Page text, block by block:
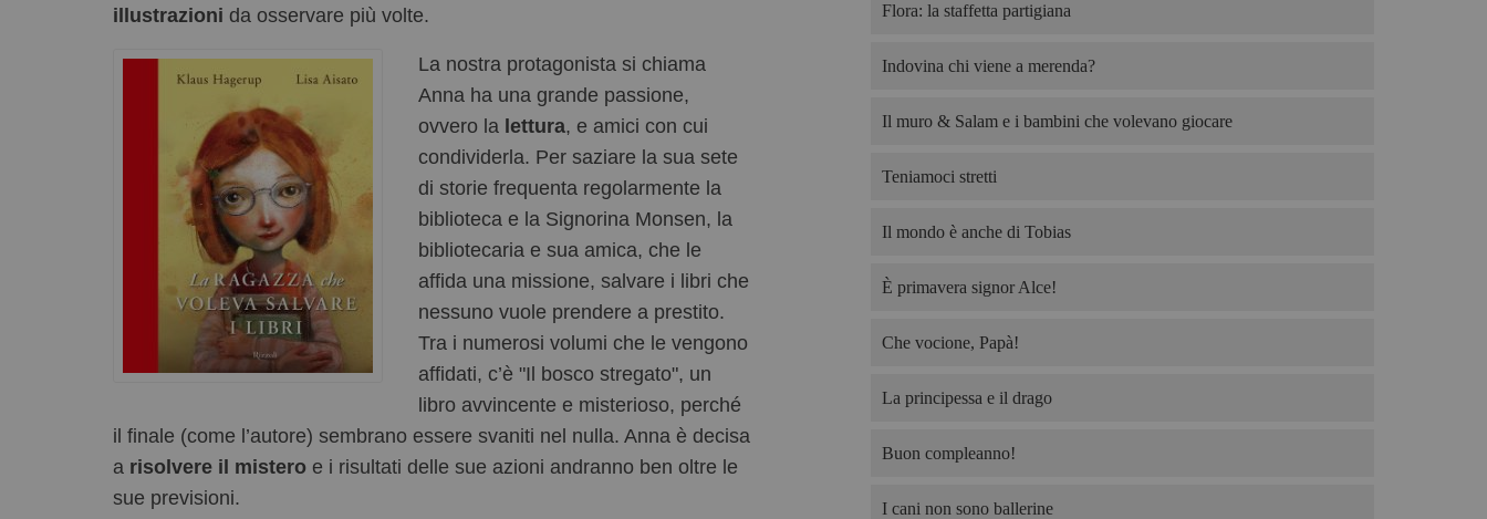
illustrazioni da osservare più volte.
La nostra protagonista si chiama
Anna ha una grande passione,
ovvero la lettura, e amici con cui
condividerla. Per saziare la sua sete
di storie frequenta regolarmente la
biblioteca e la Signorina Monsen, la
bibliotecaria e sua amica, che le
affida una missione, salvare i libri che
nessuno vuole prendere a prestito.
Tra i numerosi volumi che le vengono
affidati, c’è "Il bosco stregato", un
libro avvincente e misterioso, perché
il finale (come l’autore) sembrano essere svaniti nel nulla. Anna è decisa
a risolvere il mistero e i risultati delle sue azioni andranno ben oltre le
sue previsioni.
Flora: la staffetta partigiana
Indovina chi viene a merenda?
Il muro & Salam e i bambini che volevano giocare
Teniamoci stretti
Il mondo è anche di Tobias
È primavera signor Alce!
Che vocione, Papà!
La principessa e il drago
Buon compleanno!
I cani non sono ballerine